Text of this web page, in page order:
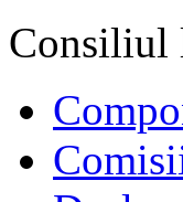
Consiliul